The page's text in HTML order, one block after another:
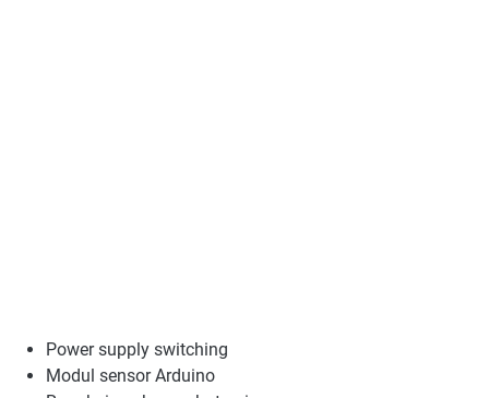
Power supply switching
Modul sensor Arduino